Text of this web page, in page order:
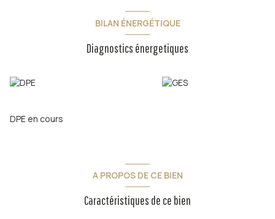
BILAN ÉNERGÉTIQUE
Diagnostics énergetiques
DPE en cours
A PROPOS DE CE BIEN
Caractéristiques de ce bien